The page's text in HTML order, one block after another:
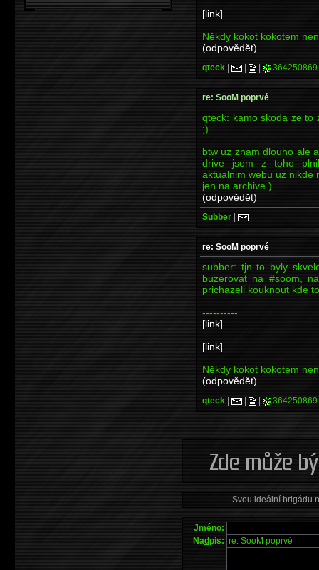
[link]
Někdy kokot kokotem
(odpovědět)
qteck | | | 364250869
re: SooM poprvé
qteck: kamo skoda ze to
;)
btw uz znam dlouho ale
drive jsem z toho
aktualnim webu uz nikde
jen na archive ).
(odpovědět)
Subber |
re: SooM poprvé
subber: tjn to byly
buzerovat na #soom,
prichazeli kouknout kde
----------
[link]
[link]
Někdy kokot kokotem
(odpovědět)
qteck | | | 364250869
Svou ideální brigádu
Jméno:
Nadpis: